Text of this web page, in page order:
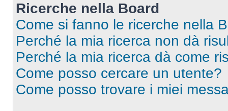
Ricerche nella Board
Come si fanno le ricerche nella
Perché la mia ricerca non dà
Perché la mia ricerca dà come
Come posso cercare un utente?
Come posso trovare i miei